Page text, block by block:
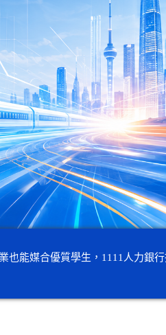
能媒合優質學生，1111人力銀